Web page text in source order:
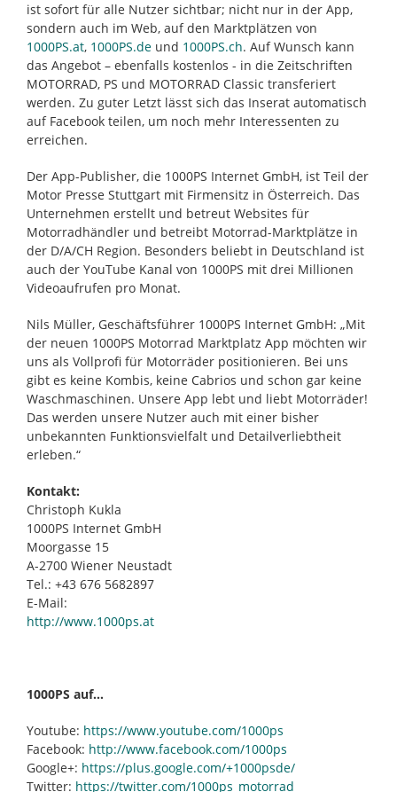
ist sofort für alle Nutzer sichtbar; nicht nur in der App,
sondern auch im Web, auf den Marktplätzen von
1000PS.at, 1000PS.de und 1000PS.ch. Auf Wunsch kann
das Angebot – ebenfalls kostenlos - in die Zeitschriften
MOTORRAD, PS und MOTORRAD Classic transferiert
werden. Zu guter Letzt lässt sich das Inserat automatisch
auf Facebook teilen, um noch mehr Interessenten zu
erreichen.
Der App-Publisher, die 1000PS Internet GmbH, ist Teil der
Motor Presse Stuttgart mit Firmensitz in Österreich. Das
Unternehmen erstellt und betreut Websites für
Motorradhändler und betreibt Motorrad-Marktplätze in
der D/A/CH Region. Besonders beliebt in Deutschland ist
auch der YouTube Kanal von 1000PS mit drei Millionen
Videoaufrufen pro Monat.
Nils Müller, Geschäftsführer 1000PS Internet GmbH: „Mit
der neuen 1000PS Motorrad Marktplatz App möchten wir
uns als Vollprofi für Motorräder positionieren. Bei uns
gibt es keine Kombis, keine Cabrios und schon gar keine
Waschmaschinen. Unsere App lebt und liebt Motorräder!
Das werden unsere Nutzer auch mit einer bisher
unbekannten Funktionsvielfalt und Detailverliebtheit
erleben.“
Kontakt:
Christoph Kukla
1000PS Internet GmbH
Moorgasse 15
A-2700 Wiener Neustadt
Tel.: +43 676 5682897
E-Mail:
http://www.1000ps.at
1000PS auf…
Youtube: https://www.youtube.com/1000ps
Facebook: http://www.facebook.com/1000ps
Google+: https://plus.google.com/+1000psde/
Twitter: https://twitter.com/1000ps_motorrad